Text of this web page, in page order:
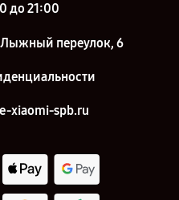
до 21:00
Лыжный переулок, 6
xiaomi-spb.ru